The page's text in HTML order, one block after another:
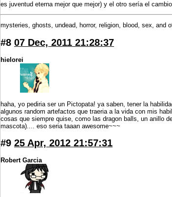
es juventud eterna mejor que mejor) y el otro sería el
mysteries, ghosts, undead, horror, religion, blood, sex, and
#8 07 Dec, 2011 21:28:37
hielorei
haha, yo pediria ser un Pictopata! ya saben, tener la
algunos random artefactos que traeria a la vida con mis
cosas que siempre quise, como las dragon balls, un anillo
mascota).... eso seria taaan awesome~~~
#9 25 Apr, 2012 21:57:31
Robert Garcia